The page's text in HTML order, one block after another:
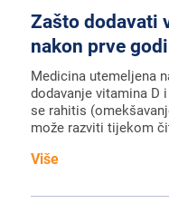
Zašto dodavati
nakon prve
Medicina utemeljena
dodavanje vitamina D
se rahitis
može razviti tijekom
Više